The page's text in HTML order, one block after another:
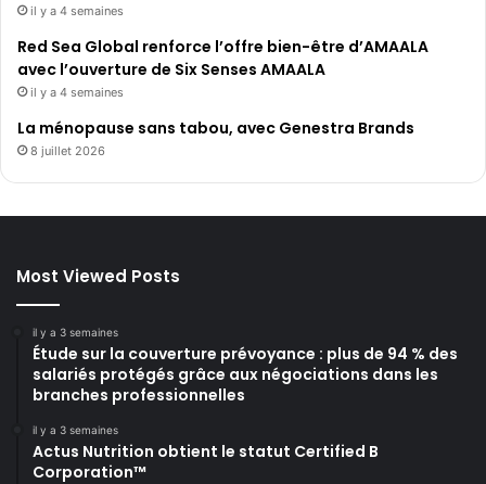
il y a 4 semaines
Red Sea Global renforce l’offre bien-être d’AMAALA
avec l’ouverture de Six Senses AMAALA
il y a 4 semaines
La ménopause sans tabou, avec Genestra Brands
8 juillet 2026
Most Viewed Posts
il y a 3 semaines
Étude sur la couverture prévoyance : plus de 94 % des
salariés protégés grâce aux négociations dans les
branches professionnelles
il y a 3 semaines
Actus Nutrition obtient le statut Certified B
Corporation™